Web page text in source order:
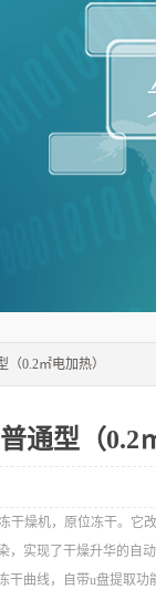
（0.2㎡电加热）
通型（0.2
干燥机，原位冻干。它
，实现了干燥升华的自
干曲线，自带u盘提取功